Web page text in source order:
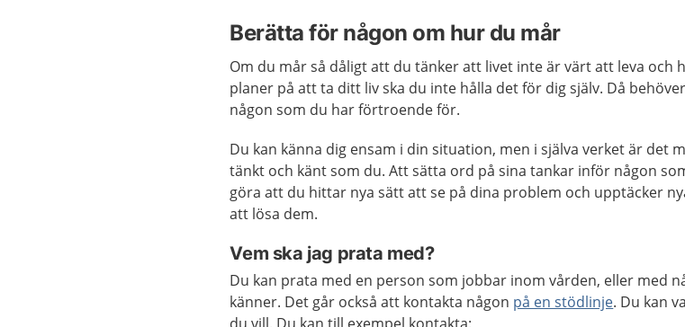
Berätta för någon om hur du mår
Om du mår så dåligt att du tänker att livet inte är värt att leva och
planer på att ta ditt liv ska du inte hålla det för dig själv. Då
någon som du har förtroende för.
Du kan känna dig ensam i din situation, men i själva verket är det
tänkt och känt som du. Att sätta ord på sina tankar inför någon
göra att du hittar nya sätt att se på dina problem och upptäcker
att lösa dem.
Vem ska jag prata med?
Du kan prata med en person som jobbar inom vården, eller med
känner. Det går också att kontakta någon på en stödlinje. Du kan